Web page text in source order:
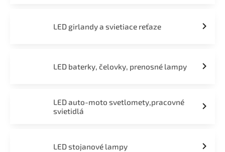
LED girlandy a svietiace reťaze
LED baterky, čelovky, prenosné lampy
LED auto-moto svetlomety,pracovné
svietidlá
LED stojanové lampy